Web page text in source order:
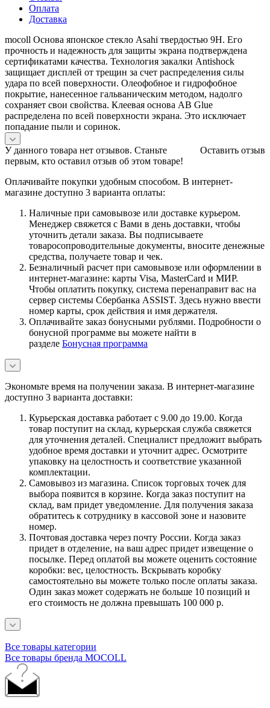
Оплата
Доставка
mocoll Основа японское стекло Asahi твердостью 9H. Его
прочность и надежность для защиты экрана подтверждена
сертификатами качества. Технология закалки Antishock
защищает дисплей от трещин за счет распределения силы
удара по всей поверхности. Олеофобное и гидрофобное
покрытие, нанесенное гальваническим методом, надолго
сохраняет свои свойства. Клеевая основа AB Glue
распределена по всей поверхности экрана. Это исключает
попадание пыли и соринок.
Оставить отзыв
У данного товара нет отзывов. Станьте
первым, кто оставил отзыв об этом товаре!
Оплачивайте покупки удобным способом. В интернет-
магазине доступно 3 варианта оплаты:
Наличные при самовывозе или доставке курьером.
Менеджер свяжется с Вами в день доставки, чтобы
уточнить детали заказа. Вы подписываете
товаросопроводительные документы, вносите денежные
средства, получаете товар и чек.
Безналичный расчет при самовывозе или оформлении в
интернет-магазине: карты Visa, MasterCard и МИР.
Чтобы оплатить покупку, система перенаправит вас на
сервер системы Сбербанка ASSIST. Здесь нужно ввести
номер карты, срок действия и имя держателя.
Оплачивайте заказ бонусными рублями. Подробности о
бонусной программе вы можете найти в
разделе Бонусная программа
Экономьте время на получении заказа. В интернет-магазине
доступно 3 варианта доставки:
Курьерская доставка работает с 9.00 до 19.00. Когда
товар поступит на склад, курьерская служба свяжется
для уточнения деталей. Специалист предложит выбрать
удобное время доставки и уточнит адрес. Осмотрите
упаковку на целостность и соответствие указанной
комплектации.
Самовывоз из магазина. Список торговых точек для
выбора появится в корзине. Когда заказ поступит на
склад, вам придет уведомление. Для получения заказа
обратитесь к сотруднику в кассовой зоне и назовите
номер.
Почтовая доставка через почту России. Когда заказ
придет в отделение, на ваш адрес придет извещение о
посылке. Перед оплатой вы можете оценить состояние
коробки: вес, целостность. Вскрывать коробку
самостоятельно вы можете только после оплаты заказа.
Один заказ может содержать не больше 10 позиций и
его стоимость не должна превышать 100 000 р.
Все товары категории
Все товары бренда MOCOLL